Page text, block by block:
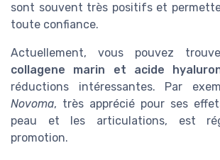
sont souvent très positifs et
toute confiance.
Actuellement, vous pouvez
collagene marin et acide
réductions intéressantes. Par
Novoma, très apprécié pour ses
peau et les articulations, est
promotion.